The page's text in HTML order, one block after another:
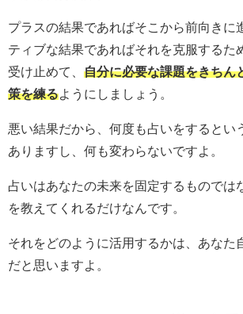
プラスの結果であればそこから前向きに
ティブな結果であればそれを克服するた
受け止めて、 自分に必要な課題をきちん
策を練る ようにしましょう。
悪い結果だから、何度も占いをするとい
ありますし、何も変わらないですよ。
占いはあなたの未来を固定するものでは
を教えてくれるだけなんです。
それをどのように活用するかは、あなた
だと思いますよ。